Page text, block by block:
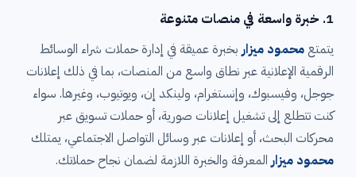
1. خبرة واسعة في منصات متنوعة
يتمتع محمود ميزار بخبرة عميقة في إدارة حملات شراء الوسائط
الرقمية الإعلانية عبر نطاق واسع من المنصات، بما في ذلك إعلانات
جوجل، وفيسبوك، وإنستغرام، ولينكد إن، ويوتيوب، وغيرها. سواء
كنت تتطلع إلى تشغيل إعلانات صورية، أو حملات تسويق عبر
محركات البحث، أو إعلانات عبر وسائل التواصل الاجتماعي، يمتلك
محمود ميزار المعرفة والخبرة اللازمة لضمان نجاح حملاتك.